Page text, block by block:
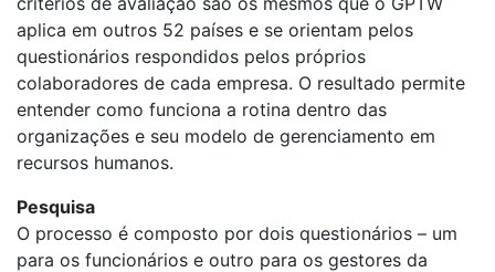
aplica em outros 52 países e se orientam pelos
questionários respondidos pelos próprios
colaboradores de cada empresa. O resultado permite
entender como funciona a rotina dentro das
organizações e seu modelo de gerenciamento em
recursos humanos.
Pesquisa
O processo é composto por dois questionários – um
para os funcionários e outro para os gestores da